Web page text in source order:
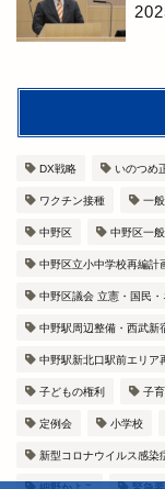
DX戦略 いのつめ
ワクチン接種 一
中野区 中野区一
中野区立小中学校再編計
中野区議会 立憲・国民
中野駅周辺整備・西武新
中野駅新北口駅前エリア
子どもの権利 子
定例会 小学校
新型コロナウイルス感染